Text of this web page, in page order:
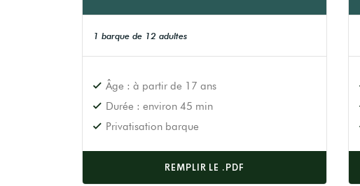
1 barque de 12 adultes
Âge : à partir de 17 ans
Durée : environ 45 min
Privatisation barque
REMPLIR LE .PDF